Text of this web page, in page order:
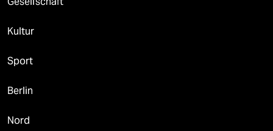
Kultur
Sport
Berlin
Nord